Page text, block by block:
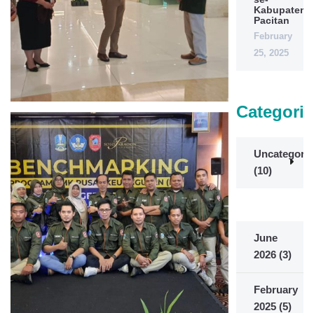
Kabupaten
Pacitan
February
25, 2025
(10)
June
2026(3)
February
2025(5)